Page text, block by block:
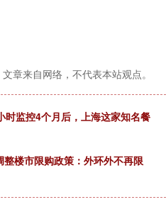
章来自网络，不代表本站观点。
时监控4个月后，上海这家知名餐
楼市限购政策：外环外不再限